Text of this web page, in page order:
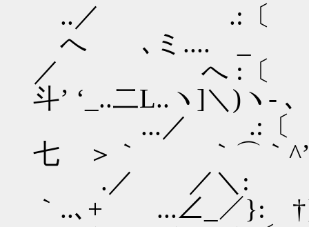
..／
へ ､ミ.... _
／ へ
斗’ ‘_..二L..ヽ]＼)ヽ- ､
...／ .:
七 ＞｀ ｀⌒｀
.／ ／
｀..､+ ...∠_／}: